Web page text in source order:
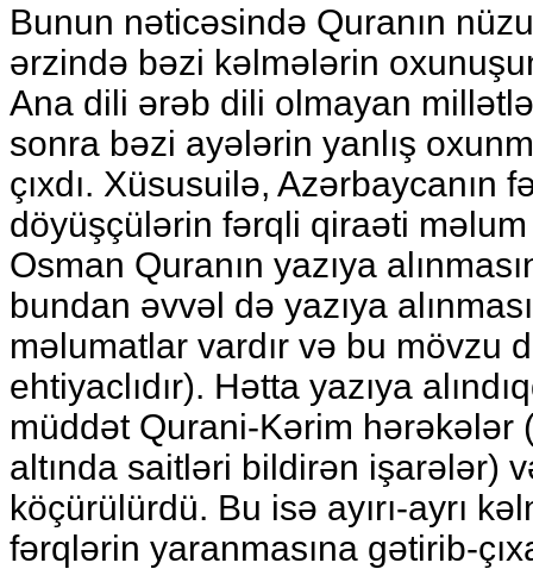
Bunun nəticəsində Quranın
ərzində bəzi kəlmələrin
Ana dili ərəb dili olmayan
sonra bəzi ayələrin yanlış
çıxdı. Xüsusuilə, Azərbaycanın
döyüşçülərin fərqli qiraəti
Osman Quranın yazıya
bundan əvvəl də yazıya
məlumatlar vardır və bu mövzu
ehtiyaclıdır). Hətta yazıya
müddət Qurani-Kərim hərəkələr
altında saitləri bildirən işarələr)
köçürülürdü. Bu isə ayırı-ayrı
fərqlərin yaranmasına gətirib-